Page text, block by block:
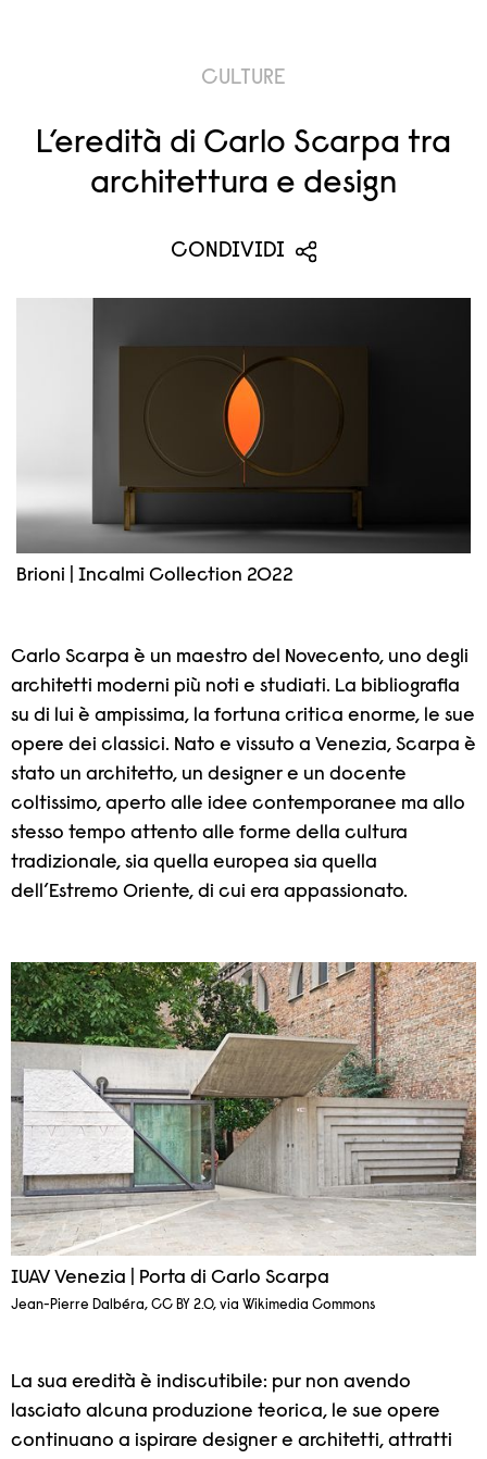
CULTURE
L’eredità di Carlo Scarpa tra
architettura e design
CONDIVIDI
Brioni | Incalmi Collection 2022
Carlo Scarpa è un maestro del Novecento, uno degli
architetti moderni più noti e studiati. La bibliografia
su di lui è ampissima, la fortuna critica enorme, le sue
opere dei classici. Nato e vissuto a Venezia, Scarpa è
stato un architetto, un designer e un docente
coltissimo, aperto alle idee contemporanee ma allo
stesso tempo attento alle forme della cultura
tradizionale, sia quella europea sia quella
dell’Estremo Oriente, di cui era appassionato.
IUAV Venezia | Porta di Carlo Scarpa
Jean-Pierre Dalbéra, CC BY 2.0, via Wikimedia Commons
La sua eredità è indiscutibile: pur non avendo
lasciato alcuna produzione teorica, le sue opere
continuano a ispirare designer e architetti, attratti